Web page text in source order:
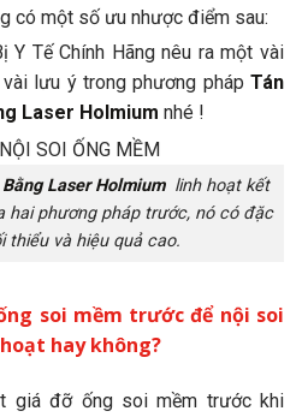
có một số ưu nhược điểm sau:
Y Tế Chính Hãng nêu ra một vài
lưu ý trong phương pháp Tán
Laser Holmium nhé !
Laser Holmium linh hoạt kết
hai phương pháp trước, nó có đặc
thiểu và hiệu quả cao.
soi mềm trước để nội soi
hay không?
giá đỡ ống soi mềm trước khi